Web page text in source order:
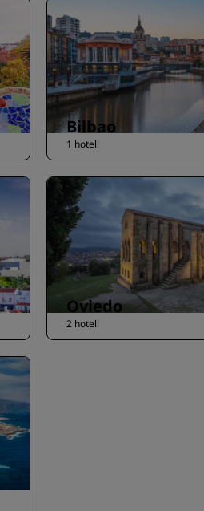
Bilbao
1 hotell
Oviedo
2 hotell